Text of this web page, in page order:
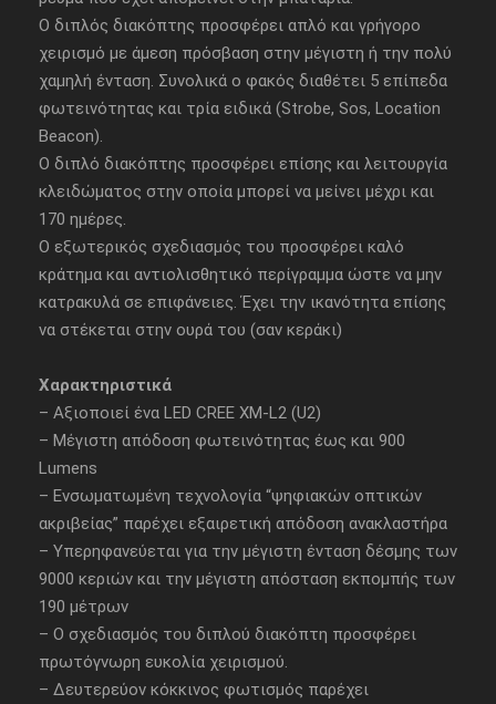
Ο διπλός διακόπτης προσφέρει απλό και γρήγορο
χειρισμό με άμεση πρόσβαση στην μέγιστη ή την πολύ
χαμηλή ένταση. Συνολικά ο φακός διαθέτει 5 επίπεδα
φωτεινότητας και τρία ειδικά (Strobe, Sos, Location
Beacon).
Ο διπλό διακόπτης προσφέρει επίσης και λειτουργία
κλειδώματος στην οποία μπορεί να μείνει μέχρι και
170 ημέρες.
Ο εξωτερικός σχεδιασμός του προσφέρει καλό
κράτημα και αντιολισθητικό περίγραμμα ώστε να μην
κατρακυλά σε επιφάνειες. Έχει την ικανότητα επίσης
να στέκεται στην ουρά του (σαν κεράκι)
Χαρακτηριστικά
– Αξιοποιεί ένα LED CREE XM-L2 (U2)
– Μέγιστη απόδοση φωτεινότητας έως και 900
Lumens
– Ενσωματωμένη τεχνολογία “ψηφιακών οπτικών
ακριβείας” παρέχει εξαιρετική απόδοση ανακλαστήρα
– Υπερηφανεύεται για την μέγιστη ένταση δέσμης των
9000 κεριών και την μέγιστη απόσταση εκπομπής των
190 μέτρων
– Ο σχεδιασμός του διπλού διακόπτη προσφέρει
πρωτόγνωρη ευκολία χειρισμού.
– Δευτερεύον κόκκινος φωτισμός παρέχει